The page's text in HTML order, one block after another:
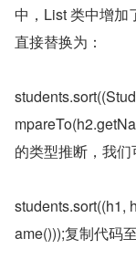
中，List 类中增加
直接替换为：
的类型推断，我们
students.sort((h1,
ame()));复制代码